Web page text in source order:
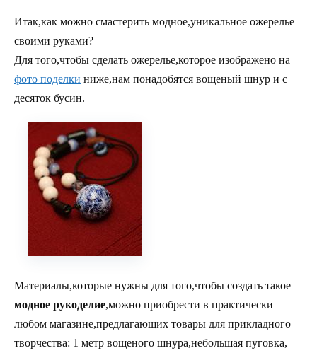
Итак,как можно смастерить модное,уникальное ожерелье
своими руками?
Для того,чтобы сделать ожерелье,которое изображено на
фото поделки ниже,нам понадобятся вощеный шнур и с
десяток бусин.
Материалы,которые нужны для того,чтобы создать такое
модное рукоделие,можно приобрести в практически
любом магазине,предлагающих товары для прикладного
творчества: 1 метр вощеного шнура,небольшая пуговка,